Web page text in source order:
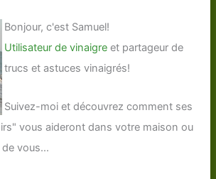
Bonjour, c'est Samuel!
Utilisateur de vinaigre et partageur de
trucs et astuces vinaigrés!
Suivez-moi et découvrez comment ses
vous aideront dans votre maison ou
vous...